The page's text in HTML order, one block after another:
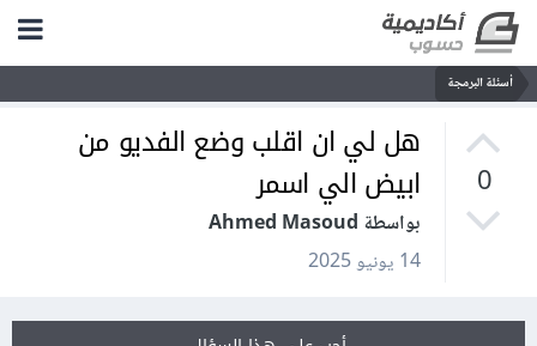
أسئلة البرمجة
0
هل لي ان اقلب وضع الفديو من
ابيض الي اسمر
بواسطة Ahmed Masoud
14 يونيو 2025